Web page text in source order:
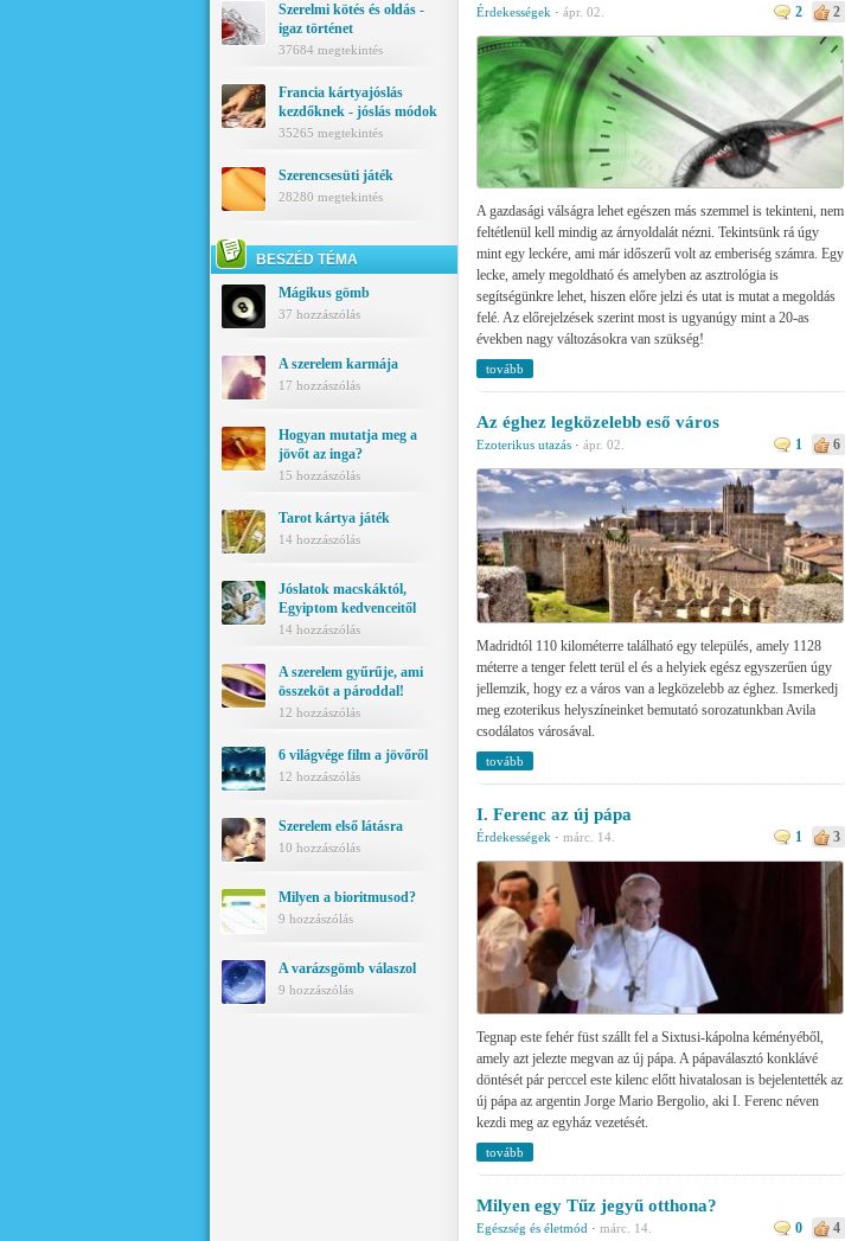
Szerelmi kötés és oldás -
igaz történet
37684 megtekintés
Francia kártyajóslás
kezdőknek - jóslás módok
35265 megtekintés
Szerencsesüti játék
28280 megtekintés
BESZÉD TÉMA
Mágikus gömb
37 hozzászólás
A szerelem karmája
17 hozzászólás
Hogyan mutatja meg a
jövőt az inga?
15 hozzászólás
Tarot kártya játék
14 hozzászólás
Jóslatok macskáktól,
Egyiptom kedvenceitől
14 hozzászólás
A szerelem gyűrűje, ami
összeköt a pároddal!
12 hozzászólás
6 világvége film a jövőről
12 hozzászólás
Szerelem első látásra
10 hozzászólás
Milyen a bioritmusod?
9 hozzászólás
A varázsgömb válaszol
9 hozzászólás
2
2
Érdekességek · ápr. 02.
A gazdasági válságra lehet egészen más szemmel is tekinteni, nem
feltétlenül kell mindig az árnyoldalát nézni. Tekintsünk rá úgy
mint egy leckére, ami már időszerű volt az emberiség számra. Egy
lecke, amely megoldható és amelyben az asztrológia is
segítségünkre lehet, hiszen előre jelzi és utat is mutat a megoldás
felé. Az előrejelzések szerint most is ugyanúgy mint a 20-as
években nagy változásokra van szükség!
tovább
Az éghez legközelebb eső város
6
1
Ezoterikus utazás· ápr. 02.
Madridtól 110 kilométerre található egy település, amely 1128
méterre a tenger felett terül el és a helyiek egész egyszerűen úgy
jellemzik, hogy ez a város van a legközelebb az éghez. Ismerkedj
meg ezoterikus helyszíneinket bemutató sorozatunkban Avila
csodálatos városával.
tovább
I. Ferenc az új pápa
3
1
Érdekességek · márc. 14.
Tegnap este fehér füst szállt fel a Sixtusi-kápolna kéményéből,
amely azt jelezte megvan az új pápa. A pápaválasztó konklávé
döntését pár perccel este kilenc előtt hivatalosan is bejelentették az
új pápa az argentin Jorge Mario Bergolio, aki I. Ferenc néven
kezdi meg az egyház vezetését.
tovább
Milyen egy Tűz jegyű otthona?
4
0
Egészség és életmód · márc. 14.